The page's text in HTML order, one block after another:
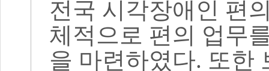
전국 시각장애인 편
체적으로 편의 업무
을 마련하였다. 또한